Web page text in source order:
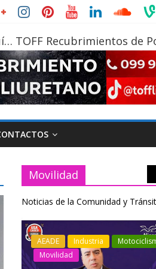
TOFF Recubrimientos de
Movilidad
Noticias de la Comunidad y
Motos
Industria Movilidad
Varios